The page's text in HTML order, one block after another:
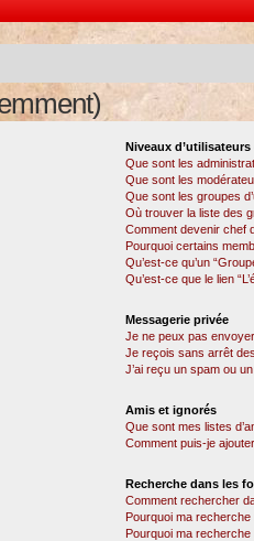
Niveaux
Que sont les
Que sont les
Que sont les groupes
Où trouver la liste des
Comment devenir chef
Pourquoi certains
Qu’est-ce qu’un
Qu’est-ce que le lien
Messagerie privée
Je ne peux pas
Je reçois sans arrêt
J’ai reçu un spam ou
Amis et ignorés
Que sont mes listes
Comment puis-je
Recherche dans les
Comment rechercher
Pourquoi ma
Pourquoi ma